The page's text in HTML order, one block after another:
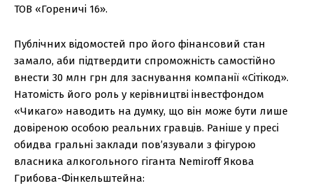
ТОВ «Гореничі 16».
Публічних відомостей про його фінансовий стан
замало, аби підтвердити спроможність самостійно
внести 30 млн грн для заснування компанії «Сітікод».
Натомість його роль у керівництві інвестфондом
«Чикаго» наводить на думку, що він може бути лише
довіреною особою реальних гравців. Раніше у пресі
обидва гральні заклади пов’язували з фігурою
власника алкогольного гіганта Nemiroff Якова
Грибова-Фінкельштейна: